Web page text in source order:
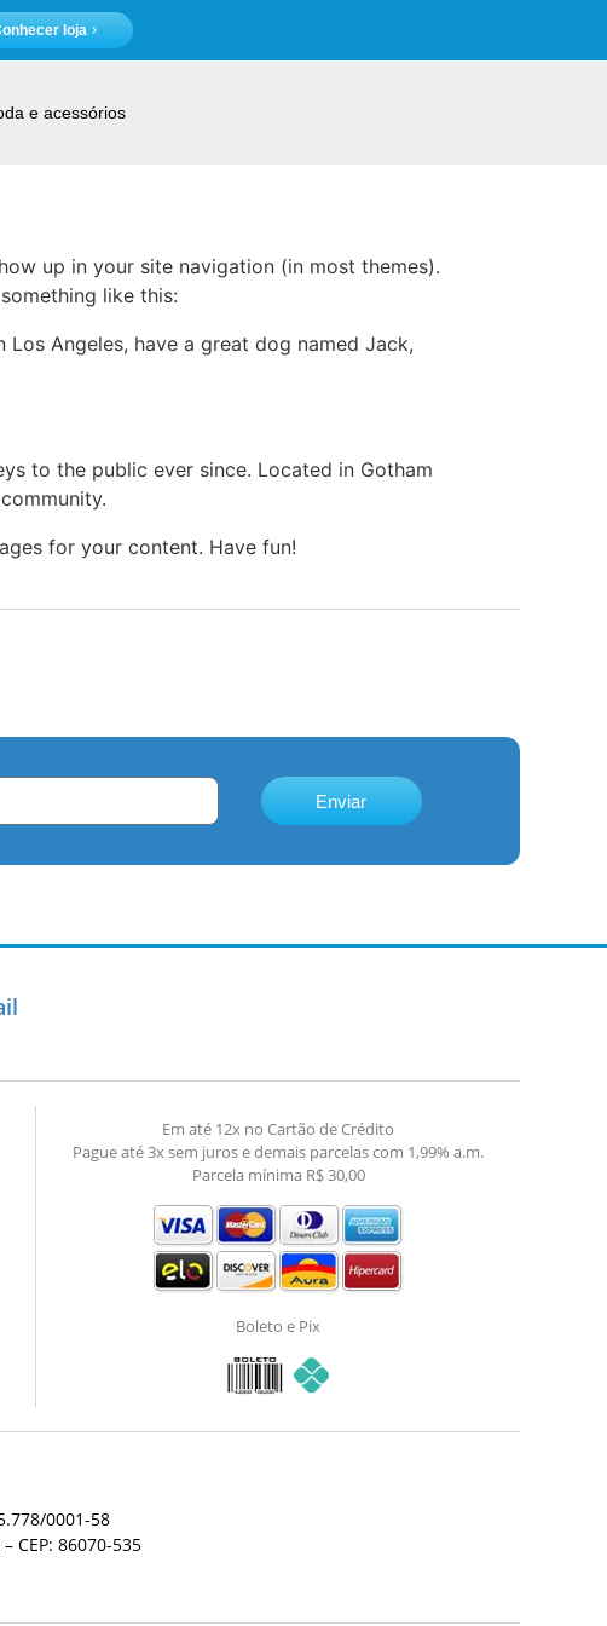
loja
e acessórios
up in your site navigation (in most themes).
like this:
Angeles, have a great dog named Jack,
to the public ever since. Located in Gotham
for your content. Have fun!
Enviar
Em até 12x no Cartão de Crédito
Pague até 3x sem juros e demais parcelas com 1,99% a.m.
Parcela mínima R$ 30,00
Boleto e Pix
0001-58
CEP: 86070-535